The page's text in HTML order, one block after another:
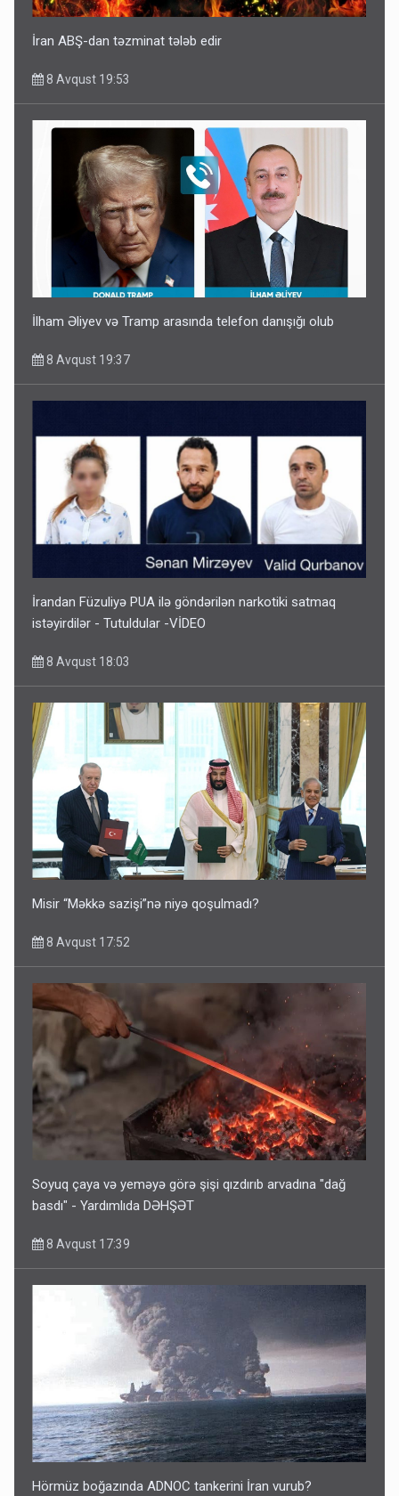
İran ABŞ-dan təzminat tələb edir
8 Avqust 19:53
İlham Əliyev və Tramp arasında telefon danışığı olub
8 Avqust 19:37
İrandan Füzuliyə PUA ilə göndərilən narkotiki satmaq
istəyirdilər - Tutuldular -VİDEO
8 Avqust 18:03
Misir “Məkkə sazişi”nə niyə qoşulmadı?
8 Avqust 17:52
Soyuq çaya və yeməyə görə şişi qızdırıb arvadına "dağ
basdı" - Yardımlıda DƏHŞƏT
8 Avqust 17:39
Hörmüz boğazında ADNOC tankerini İran vurub?